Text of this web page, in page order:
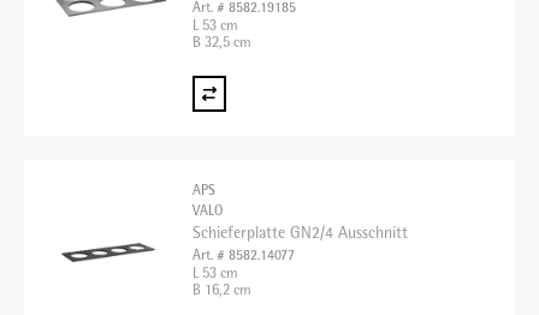
Art. # 8582.19185
L 53 cm
B 32,5 cm
APS
VALO
Schieferplatte GN2/4 Ausschnitt
Art. # 8582.14077
L 53 cm
B 16,2 cm